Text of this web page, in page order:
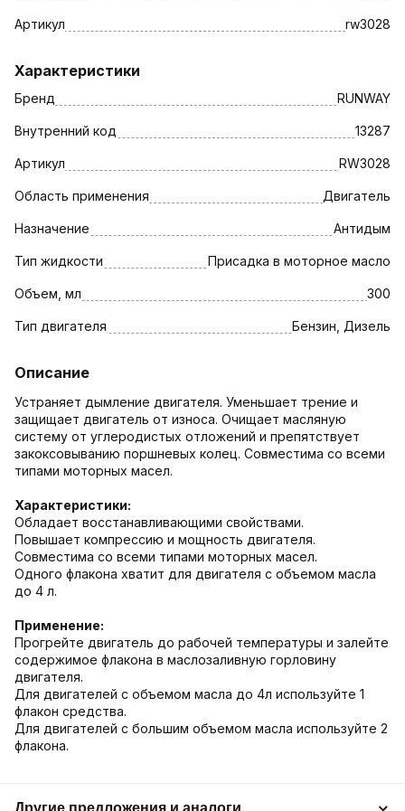
Артикул rw3028
Характеристики
Бренд RUNWAY
Внутренний код 13287
Артикул RW3028
Область применения Двигатель
Назначение Антидым
Тип жидкости Присадка в моторное масло
Объем, мл 300
Тип двигателя Бензин, Дизель
Описание
Устраняет дымление двигателя. Уменьшает трение и
защищает двигатель от износа. Очищает масляную
систему от углеродистых отложений и препятствует
закоксовыванию поршневых колец. Совместима со всеми
типами моторных масел.
Характеристики:
Обладает восстанавливающими свойствами.
Повышает компрессию и мощность двигателя.
Совместима со всеми типами моторных масел.
Одного флакона хватит для двигателя с объемом масла
до 4 л.
Применение:
Прогрейте двигатель до рабочей температуры и залейте
содержимое флакона в маслозаливную горловину
двигателя.
Для двигателей с объемом масла до 4л используйте 1
флакон средства.
Для двигателей с большим объемом масла используйте 2
флакона.
Другие предложения и аналоги